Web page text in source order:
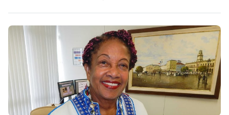
desde que decorrente da soma das
remunerações de múltiplos cargos públicos
constitucionalmente cumuláveis.